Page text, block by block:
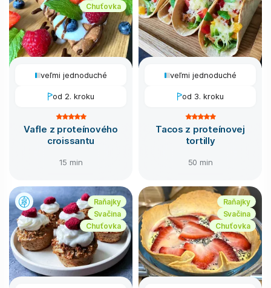
Chuťovka
veľmi jednoduché
od 2. kroku
Vafle z proteínového
croissantu
15 min
veľmi jednoduché
od 3. kroku
Tacos z proteínovej
tortilly
50 min
Raňajky
Svačina
Chuťovka
Raňajky
Svačina
Chuťovka